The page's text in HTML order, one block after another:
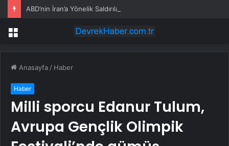
Menü
Anasayfa / Haber
Haber
Milli sporcu Edanur Tulum,
Avrupa Gençlik Olimpik